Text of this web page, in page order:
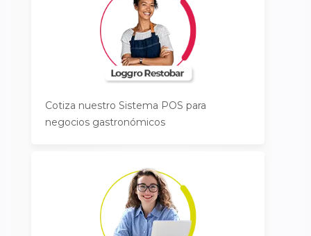
Cotiza nuestro Sistema POS para
negocios gastronómicos